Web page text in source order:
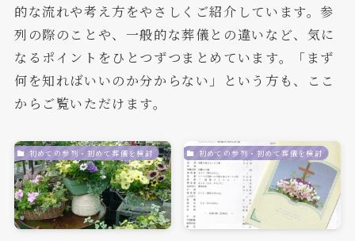
的な流れや考え方をやさしくご紹介しています。参
列の際のことや、一般的な葬儀との違いなど、気に
なるポイントをひとつずつまとめています。「まず
何を知ればいいのか分からない」という方も、ここ
からご覧いただけます。
初めての参列・初めて葬儀を検討 初めての参列・初めて葬儀を検討